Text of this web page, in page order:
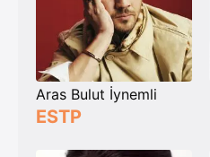
Aras Bulut İynemli
ESTP